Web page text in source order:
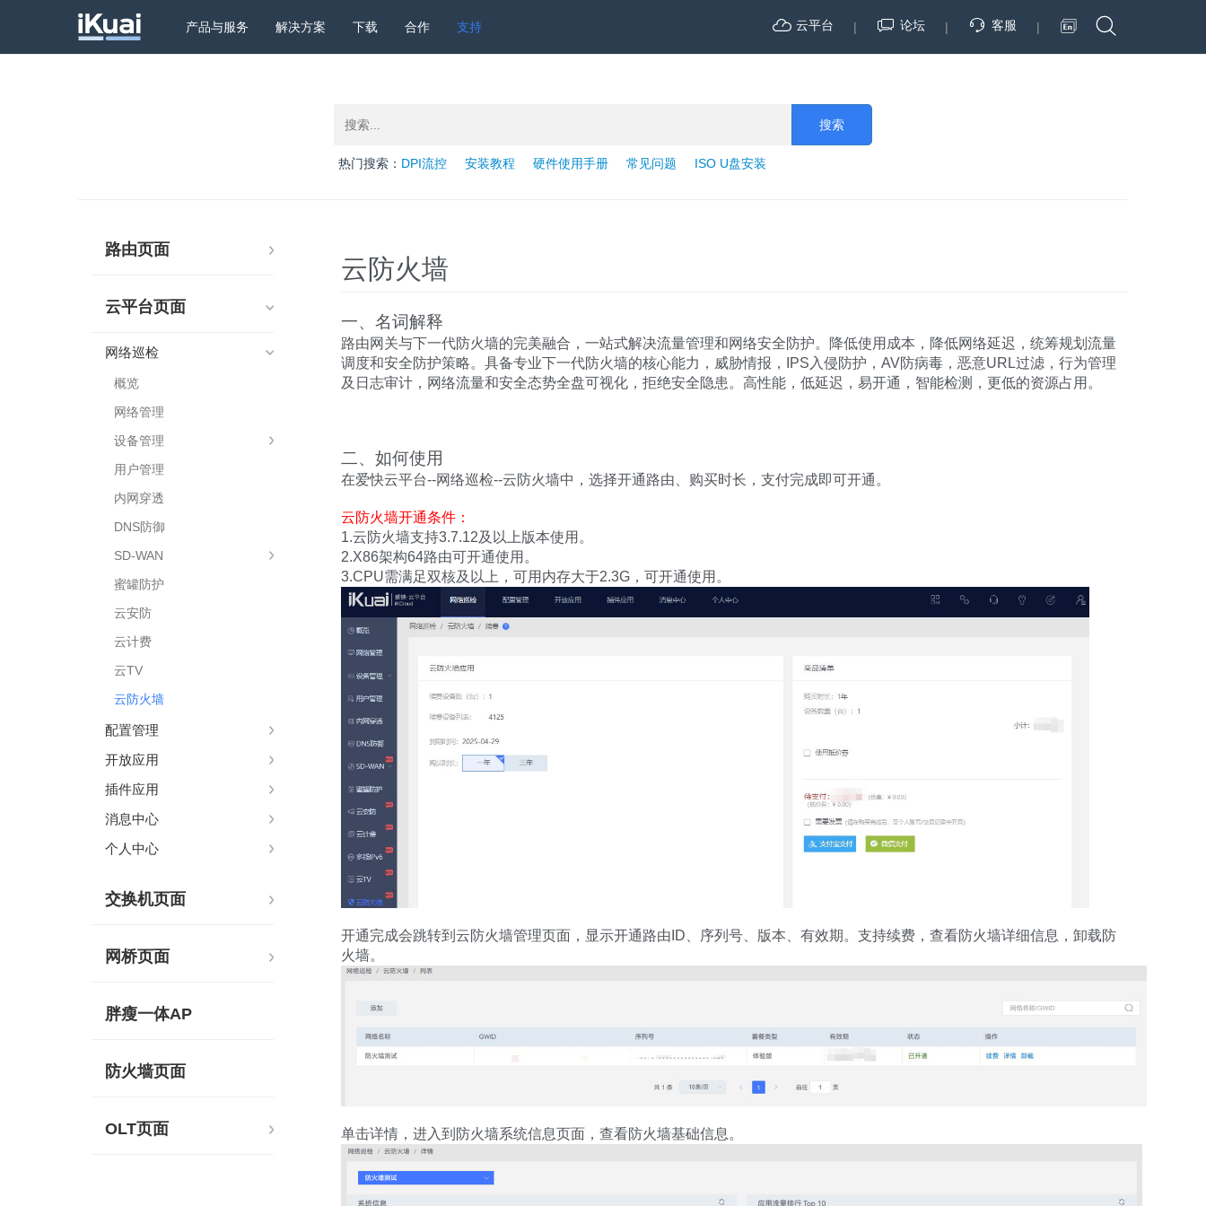
产品与服务 解决方案 下载 合作 支持 云平台 | 论坛 | 客服 |
搜索
热门搜索： DPI流控 安装教程 硬件使用手册 常见问题 ISO U盘安装
路由页面
云平台页面
网络巡检
概览
网络管理
设备管理
用户管理
内网穿透
DNS防御
SD-WAN
蜜罐防护
云安防
云计费
云TV
云防火墙
配置管理
开放应用
插件应用
消息中心
个人中心
交换机页面
网桥页面
胖瘦一体AP
防火墙页面
OLT页面
云防火墙
一、名词解释
路由网关与下一代防火墙的完美融合，一站式解决流量管理和网络安全防护。降低使用成本，降低网络延迟，统筹规划流量
调度和安全防护策略。具备专业下一代防火墙的核心能力，威胁情报，IPS入侵防护，AV防病毒，恶意URL过滤，行为管理
及日志审计，网络流量和安全态势全盘可视化，拒绝安全隐患。高性能，低延迟，易开通，智能检测，更低的资源占用。
二、如何使用
在爱快云平台--网络巡检--云防火墙中，选择开通路由、购买时长，支付完成即可开通。
云防火墙开通条件：
1.云防火墙支持3.7.12及以上版本使用。
2.X86架构64路由可开通使用。
3.CPU需满足双核及以上，可用内存大于2.3G，可开通使用。
开通完成会跳转到云防火墙管理页面，显示开通路由ID、序列号、版本、有效期。支持续费，查看防火墙详细信息，卸载防
火墙。
单击详情，进入到防火墙系统信息页面，查看防火墙基础信息。